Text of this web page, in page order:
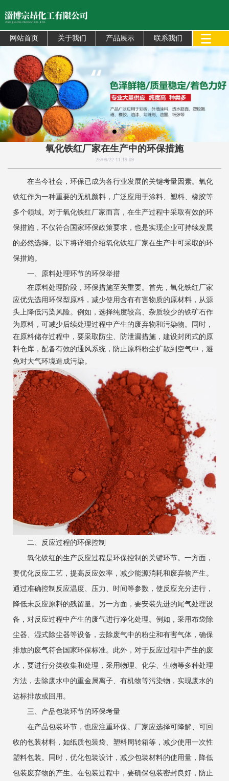
网站首页 关于我们 产品展示 联系我们
氧化铁红厂家在生产中的环保措施
25/09/22 11:19:09
在当今社会，环保已成为各行业发展的关键考量因素。氧化
铁红作为一种重要的无机颜料，广泛应用于涂料、塑料、橡胶等
多个领域。对于氧化铁红厂家而言，在生产过程中采取有效的环
保措施，不仅符合国家环保政策要求，也是实现企业可持续发展
的必然选择。以下将详细介绍氧化铁红厂家在生产中可采取的环
保措施。
一、原料处理环节的环保举措
在原料处理阶段，环保措施至关重要。首先，氧化铁红厂家
应优先选用环保型原料，减少使用含有有害物质的原材料，从源
头上降低污染风险。例如，选择纯度较高、杂质较少的铁矿石作
为原料，可减少后续处理过程中产生的废弃物和污染物。同时，
在原料储存过程中，要采取防尘、防泄漏措施，建设封闭式的原
料仓库，配备有效的通风系统，防止原料粉尘扩散到空气中，避
免对大气环境造成污染。
二、反应过程的环保控制
氧化铁红的生产反应过程是环保控制的关键环节。一方面，
要优化反应工艺，提高反应效率，减少能源消耗和废弃物产生。
通过准确控制反应温度、压力、时间等参数，使反应充分进行，
降低未反应原料的残留量。另一方面，要安装先进的尾气处理设
备，对反应过程中产生的废气进行净化处理。例如，采用布袋除
尘器、湿式除尘器等设备，去除废气中的粉尘和有害气体，确保
排放的废气符合国家环保标准。此外，对于反应过程中产生的废
水，要进行分类收集和处理，采用物理、化学、生物等多种处理
方法，去除废水中的重金属离子、有机物等污染物，实现废水的
达标排放或回用。
三、产品包装环节的环保考量
在产品包装环节，也应注重环保。厂家应选择可降解、可回
收的包装材料，如纸质包装袋、塑料周转箱等，减少使用一次性
塑料包装。同时，优化包装设计，减少包装材料的使用量，降低
包装废弃物的产生。在包装过程中，要确保包装密封良好，防止